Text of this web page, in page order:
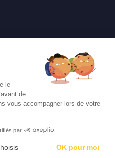
le
de
vous accompagner lors de votre
par
OK pour moi